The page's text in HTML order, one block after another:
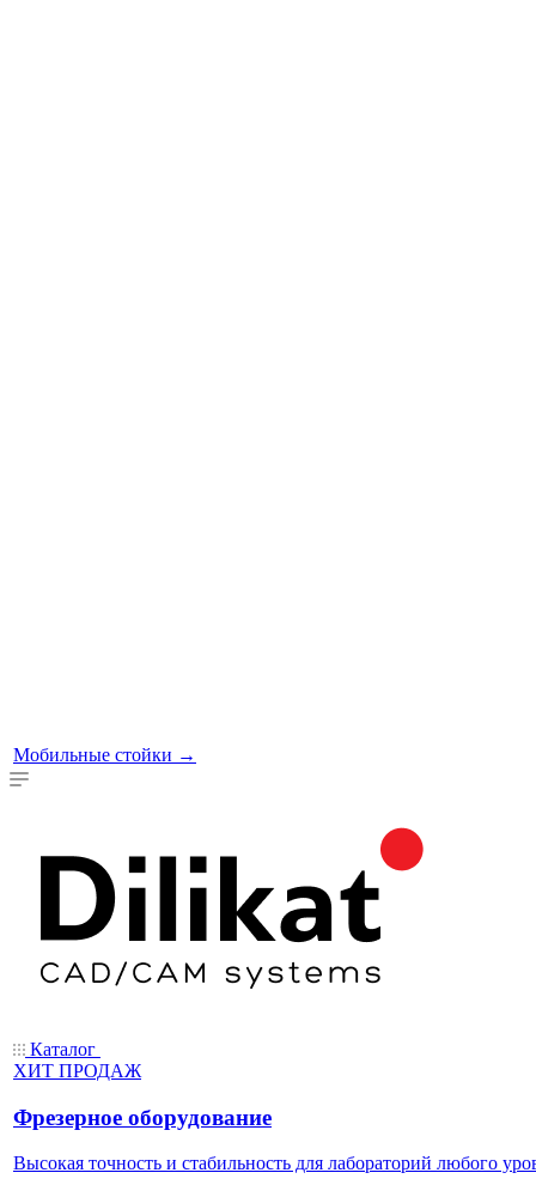
Мобильные стойки →
Каталог
ХИТ ПРОДАЖ
Фрезерное оборудование
Высокая точность и стабильность для лабораторий любого